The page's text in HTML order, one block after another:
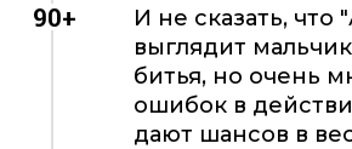
90+
И не сказать, что
выглядит
битья, но очень
ошибок в
дают шансов в